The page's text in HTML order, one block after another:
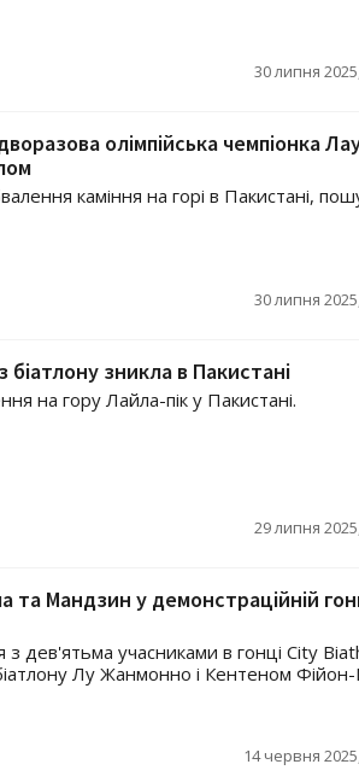
30 липня
олімпійська чемпіонка
каміння на горі в Пакистані,
30 липня
біатлону зникла в Пакистані
на гору Лайла-пік у Пакистані.
29 липня
та Мандзин у демонстраційній
дев'ятьма учасниками в гонці City
Лу Жанмонно і Кентеном
14 червня